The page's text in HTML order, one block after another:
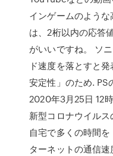
インゲームのよう
は、2桁以内の応答
がいいですね。 ソ
ド速度を落とすと
安定性」のため. PS
2020年3月25日 12
新型コロナウイル
自宅で多くの時間
ターネットの通信